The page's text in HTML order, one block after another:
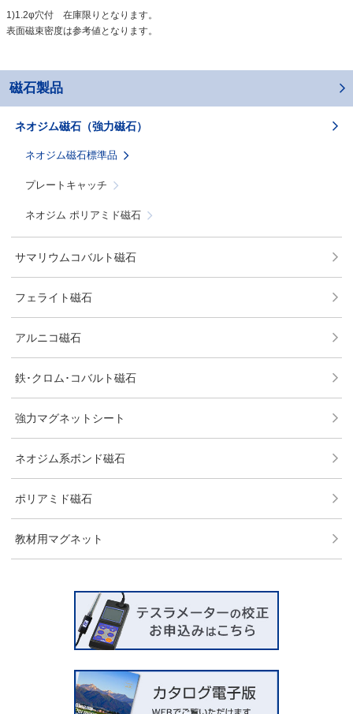
1)1.2φ穴付 在庫限りとなります。
表面磁束密度は参考値となります。
磁石製品
ネオジム磁石（強力磁石）
ネオジム磁石標準品
プレートキャッチ
ネオジム ポリアミド磁石
サマリウムコバルト磁石
フェライト磁石
アルニコ磁石
鉄･クロム･コバルト磁石
強力マグネットシート
ネオジム系ボンド磁石
ポリアミド磁石
教材用マグネット